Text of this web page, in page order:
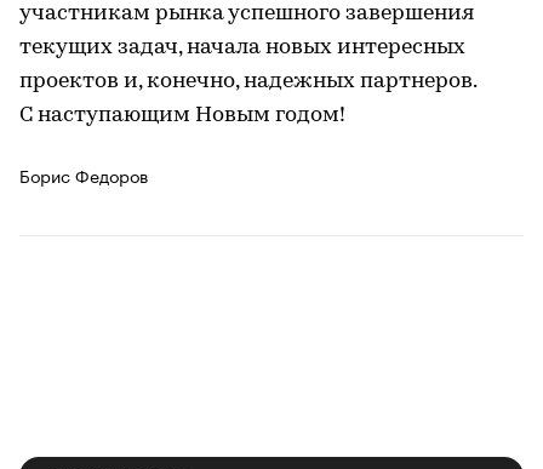
участникам рынка успешного завершения
текущих задач, начала новых интересных
проектов и, конечно, надежных партнеров.
С наступающим Новым годом!
Борис Федоров